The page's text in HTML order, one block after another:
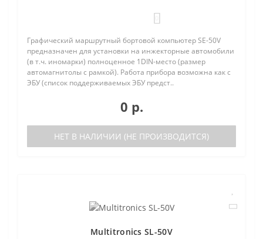
Графический маршрутный бортовой компьютер SE-50V
предназначен для установки на инжекторные автомобили
(в т.ч. иномарки) полноценное 1DIN-место (размер
автомагнитолы с рамкой). Работа прибора возможна как с
ЭБУ (список поддерживаемых ЭБУ предст..
0 р.
НЕТ В НАЛИЧИИ (НЕ ПРОИЗВОДИТСЯ)
Multitronics SL-50V